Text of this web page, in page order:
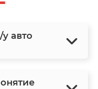
авто